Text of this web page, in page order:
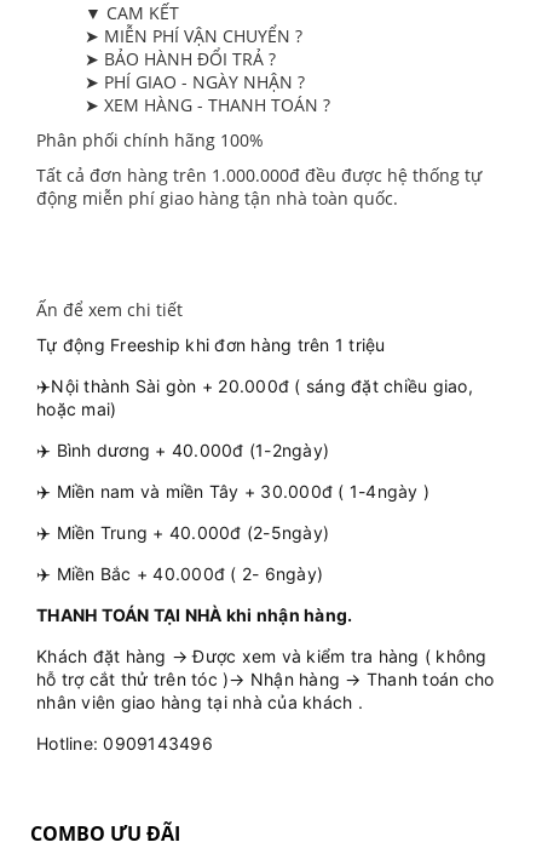
▼ CAM KẾT
➤ MIỄN PHÍ VẬN CHUYỂN ?
➤ BẢO HÀNH ĐỔI TRẢ ?
➤ PHÍ GIAO - NGÀY NHẬN ?
➤ XEM HÀNG - THANH TOÁN ?
Phân phối chính hãng 100%
Tất cả đơn hàng trên 1.000.000đ đều được hệ thống tự
động miễn phí giao hàng tận nhà toàn quốc.
Ấn để xem chi tiết
Tự động Freeship khi đơn hàng trên 1 triệu
✈️Nội thành Sài gòn + 20.000đ ( sáng đặt chiều giao,
hoặc mai)
✈️ Bình dương + 40.000đ (1-2ngày)
✈️ Miền nam và miền Tây + 30.000đ ( 1-4ngày )
✈️ Miền Trung + 40.000đ (2-5ngày)
✈️ Miền Bắc + 40.000đ ( 2- 6ngày)
THANH TOÁN TẠI NHÀ khi nhận hàng.
Khách đặt hàng → Được xem và kiểm tra hàng ( không
hỗ trợ cắt thử trên tóc )→ Nhận hàng → Thanh toán cho
nhân viên giao hàng tại nhà của khách .
Hotline: 0909143496
COMBO ƯU ĐÃI